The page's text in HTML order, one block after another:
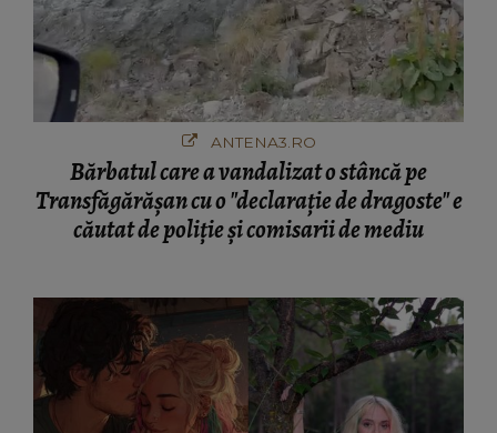
ANTENA3.RO
Bărbatul care a vandalizat o stâncă pe
Transfăgărășan cu o "declaraţie de dragoste" e
căutat de poliție și comisarii de mediu